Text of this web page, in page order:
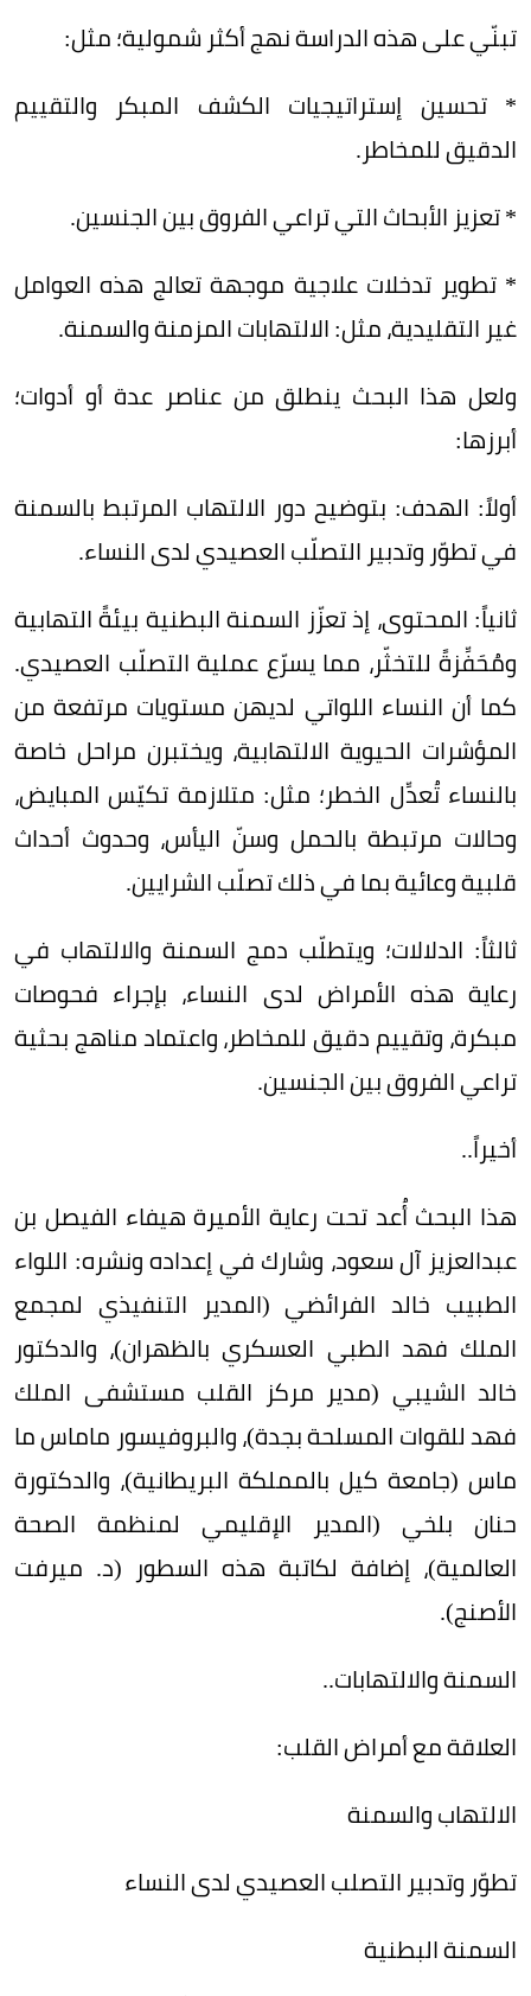
تبنّي على هذه الدراسة نهج أكثر شمولية؛ مثل:
* تحسين إستراتيجيات الكشف المبكر والتقييم
الدقيق للمخاطر.
* تعزيز الأبحاث التي تراعي الفروق بين الجنسين.
* تطوير تدخلات علاجية موجهة تعالج هذه العوامل
غير التقليدية، مثل: الالتهابات المزمنة والسمنة.
ولعل هذا البحث ينطلق من عناصر عدة أو أدوات؛
أبرزها:
أولاً: الهدف: بتوضيح دور الالتهاب المرتبط بالسمنة
في تطوّر وتدبير التصلّب العصيدي لدى النساء.
ثانياً: المحتوى، إذ تعزّز السمنة البطنية بيئةً التهابية
ومُحَفِّزةً للتخثّر، مما يسرّع عملية التصلّب العصيدي.
كما أن النساء اللواتي لديهن مستويات مرتفعة من
المؤشرات الحيوية الالتهابية، ويختبرن مراحل خاصة
بالنساء تُعدِّل الخطر؛ مثل: متلازمة تكيّس المبايض،
وحالات مرتبطة بالحمل وسنّ اليأس، وحدوث أحداث
قلبية وعائية بما في ذلك تصلّب الشرايين.
ثالثاً: الدلالات؛ ويتطلّب دمج السمنة والالتهاب في
رعاية هذه الأمراض لدى النساء، بإجراء فحوصات
مبكرة، وتقييم دقيق للمخاطر، واعتماد مناهج بحثية
تراعي الفروق بين الجنسين.
أخيراً..
هذا البحث أُعد تحت رعاية الأميرة هيفاء الفيصل بن
عبدالعزيز آل سعود، وشارك في إعداده ونشره: اللواء
الطبيب خالد الفرائضي (المدير التنفيذي لمجمع
الملك فهد الطبي العسكري بالظهران)، والدكتور
خالد الشيبي (مدير مركز القلب مستشفى الملك
فهد للقوات المسلحة بجدة)، والبروفيسور ماماس ما
ماس (جامعة كيل بالمملكة البريطانية)، والدكتورة
حنان بلخي (المدير الإقليمي لمنظمة الصحة
العالمية)، إضافة لكاتبة هذه السطور (د. ميرفت
الأصنج).
السمنة والالتهابات..
العلاقة مع أمراض القلب:
الالتهاب والسمنة
تطوّر وتدبير التصلب العصيدي لدى النساء
السمنة البطنية